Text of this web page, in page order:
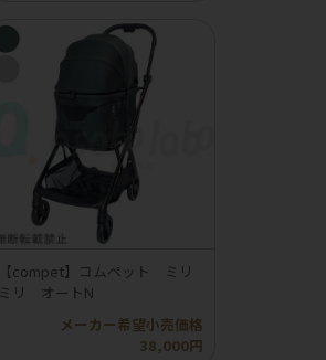
【compet】コムペット ミリ
ミリ オートN
メーカー希望小売価格
38,000円